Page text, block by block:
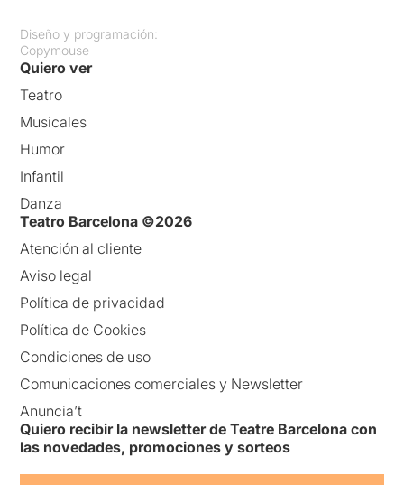
Diseño y programación:
Copymouse
Quiero ver
Teatro
Musicales
Humor
Infantil
Danza
Teatro Barcelona ©2026
Atención al cliente
Aviso legal
Política de privacidad
Política de Cookies
Condiciones de uso
Comunicaciones comerciales y Newsletter
Anuncia’t
Quiero recibir la newsletter de Teatre Barcelona con
las novedades, promociones y sorteos